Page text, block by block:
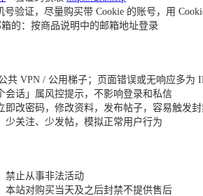
号验证，尽量购买带 Cookie 的账号，用
的：按商品说明中的邮箱地址登录
共 VPN / 公用梯子；页面错误或无响应多为
会话」属风控提示，不影响登录和私信
即改密码，修改资料，发布帖子，容易触发
少关注、少发帖，模拟正常用户行为
禁止从事非法活动
本站对购买当天及之后封禁不提供售后